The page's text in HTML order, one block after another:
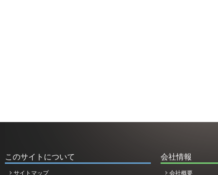
このサイトについて
サイトマップ
会社情報
会社概要